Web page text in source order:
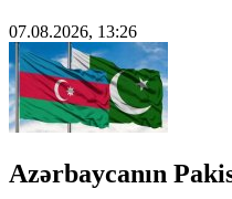
07.08.2026, 13:26
Azərbaycanın